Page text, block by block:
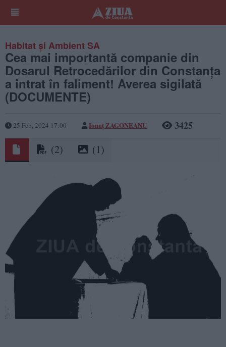
Habitat și Ambient SA
Cea mai importantă companie din
Dosarul Retrocedărilor din Constanța
a intrat în faliment! Averea sigilată
(DOCUMENTE)
25 Feb, 2024 17:00 Ionuț ZAGONEANU 3425
(2) (1)